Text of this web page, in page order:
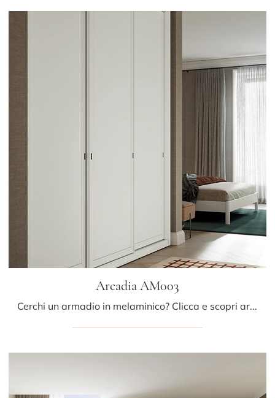
Arcadia AM003
Cerchi un armadio in melaminico? Clicca e scopri armadiature a muro con ante scorrevoli di Colombini Casa.